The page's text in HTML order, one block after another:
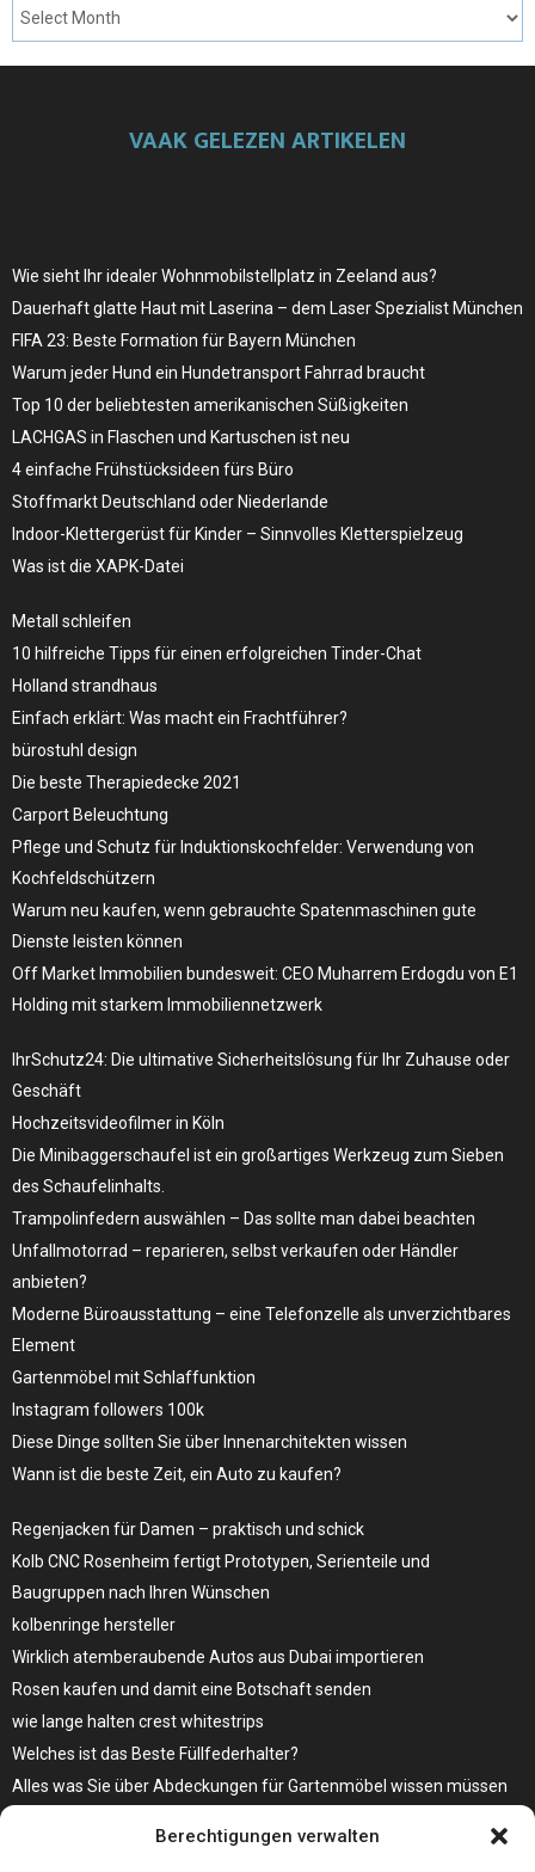
Berechtigungen verwalten
VAAK GELEZEN ARTIKELEN
Wie sieht Ihr idealer Wohnmobilstellplatz in Zeeland aus?
Dauerhaft glatte Haut mit Laserina – dem Laser Spezialist München
FIFA 23: Beste Formation für Bayern München
Warum jeder Hund ein Hundetransport Fahrrad braucht
Top 10 der beliebtesten amerikanischen Süßigkeiten
LACHGAS in Flaschen und Kartuschen ist neu
4 einfache Frühstücksideen fürs Büro
Stoffmarkt Deutschland oder Niederlande
Indoor-Klettergerüst für Kinder – Sinnvolles Kletterspielzeug
Was ist die XAPK-Datei
Metall schleifen
10 hilfreiche Tipps für einen erfolgreichen Tinder-Chat
Holland strandhaus
Einfach erklärt: Was macht ein Frachtführer?
bürostuhl design
Die beste Therapiedecke 2021
Carport Beleuchtung
Pflege und Schutz für Induktionskochfelder: Verwendung von
Kochfeldschützern
Warum neu kaufen, wenn gebrauchte Spatenmaschinen gute
Dienste leisten können
Off Market Immobilien bundesweit: CEO Muharrem Erdogdu von E1
Holding mit starkem Immobiliennetzwerk
IhrSchutz24: Die ultimative Sicherheitslösung für Ihr Zuhause oder
Geschäft
Hochzeitsvideofilmer in Köln
Die Minibaggerschaufel ist ein großartiges Werkzeug zum Sieben
des Schaufelinhalts.
Trampolinfedern auswählen – Das sollte man dabei beachten
Unfallmotorrad – reparieren, selbst verkaufen oder Händler
anbieten?
Moderne Büroausstattung – eine Telefonzelle als unverzichtbares
Element
Gartenmöbel mit Schlaffunktion
Instagram followers 100k
Diese Dinge sollten Sie über Innenarchitekten wissen
Wann ist die beste Zeit, ein Auto zu kaufen?
Regenjacken für Damen – praktisch und schick
Kolb CNC Rosenheim fertigt Prototypen, Serienteile und
Baugruppen nach Ihren Wünschen
kolbenringe hersteller
Wirklich atemberaubende Autos aus Dubai importieren
Rosen kaufen und damit eine Botschaft senden
wie lange halten crest whitestrips
Welches ist das Beste Füllfederhalter?
Alles was Sie über Abdeckungen für Gartenmöbel wissen müssen